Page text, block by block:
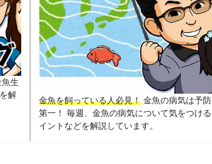
生
解
金魚を飼っている人必見！ 金魚の病気は予
第一！ 毎週、金魚の病気について気をつけ
イントなどを解説しています。